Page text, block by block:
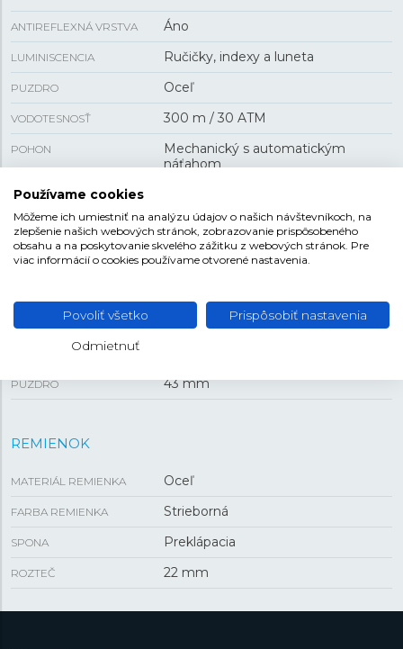
ANTIREFLEXNÁ VRSTVA Áno
LUMINISCENCIA Ručičky, indexy a luneta
PUZDRO Oceľ
VODOTESNOSŤ 300 m / 30 ATM
POHON
Mechanický s automatickým
náťahom
KALIBER STROJA
REZERVA CHODU 80 h
FUNKCIA dátum , GMT , skrutkovacia korunka
VEĽKOSŤ
PUZDRO 43 mm
REMIENOK
MATERIÁL REMIENKA Oceľ
FARBA REMIENKA Strieborná
SPONA Preklápacia
ROZTEČ 22 mm
Používame cookies
Môžeme ich umiestniť na analýzu údajov o našich návštevníkoch, na
zlepšenie našich webových stránok, zobrazovanie prispôsobeného
obsahu a na poskytovanie skvelého zážitku z webových stránok. Pre
viac informácií o cookies používame otvorené nastavenia.
Povoliť všetko Prispôsobiť nastavenia
Odmietnuť